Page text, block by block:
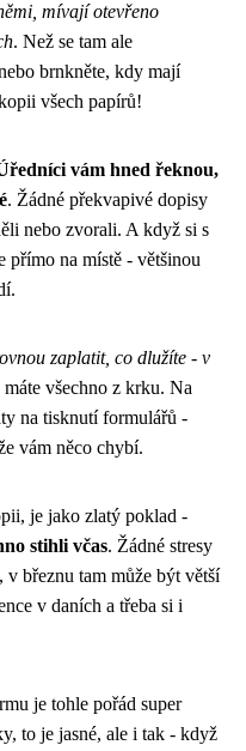
mívají otevřeno
. Než se tam ale
brnkněte, kdy mají
všech papírů!
vám hned řeknou,
. Žádné překvapivé dopisy
nebo zvorali. A když si s
přímo na místě - většinou
zaplatit, co dlužíte - v
máte všechno z krku. Na
na tisknutí formulářů -
vám něco chybí.
je jako zlatý poklad -
stihli včas. Žádné stresy
v březnu tam může být větší
v daních a třeba si i
je tohle pořád super
to je jasné, ale i tak - když